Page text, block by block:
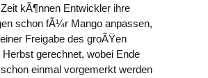
kÃ¶nnen Entwickler ihre
schon fÃ¼r Mango anpassen,
Freigabe des groÃŸen
gerechnet, wobei Ende
einmal vorgemerkt werden